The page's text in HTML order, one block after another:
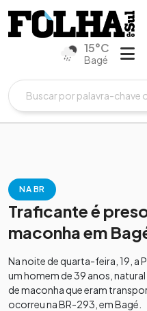
15°C
Bagé
NA BR
Traficante é
maconha em
Na noite de quarta-feira, 19, a
um homem de 39 anos,
de maconha que eram
ocorreu na BR-293, em